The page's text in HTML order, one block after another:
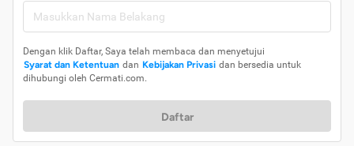
Dengan klik Daftar, Saya telah membaca dan menyetujui
Syarat dan Ketentuan dan Kebijakan Privasi dan bersedia untuk
dihubungi oleh Cermati.com.
Daftar